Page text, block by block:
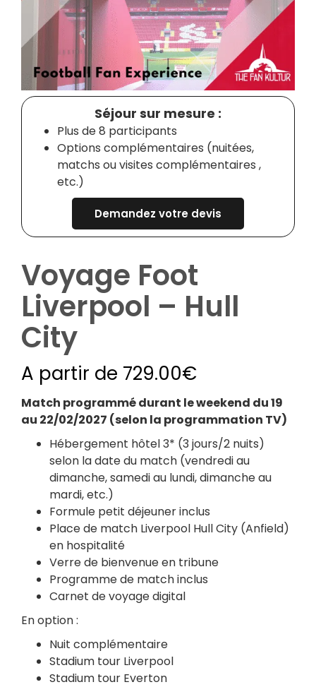
Séjour sur mesure :
Plus de 8 participants
Options complémentaires (nuitées,
matchs ou visites complémentaires ,
etc.)
Demandez votre devis
Voyage Foot
Liverpool – Hull
City
A partir de 729.00€
Match programmé durant le weekend du 19
au 22/02/2027 (selon la programmation TV)
Hébergement hôtel 3* (3 jours/2 nuits)
selon la date du match (vendredi au
dimanche, samedi au lundi, dimanche au
mardi, etc.)
Formule petit déjeuner inclus
Place de match Liverpool Hull City (Anfield)
en hospitalité
Verre de bienvenue en tribune
Programme de match inclus
Carnet de voyage digital
En option :
Nuit complémentaire
Stadium tour Liverpool
Stadium tour Everton